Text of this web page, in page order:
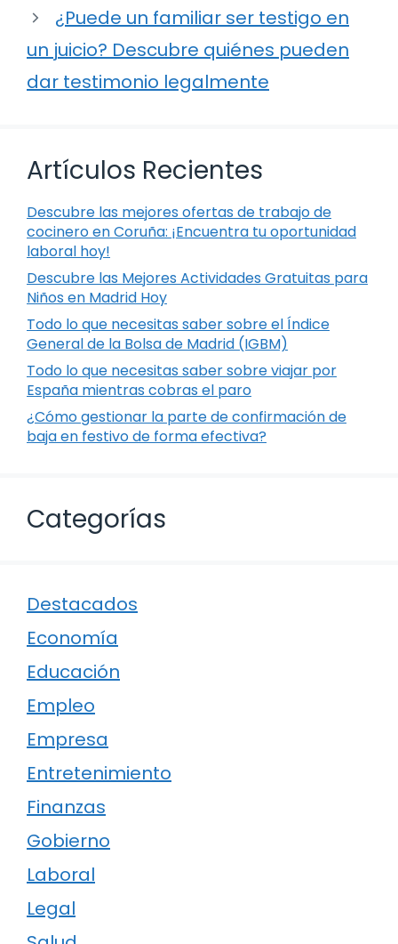
¿Puede un familiar ser testigo en
un juicio? Descubre quiénes pueden
dar testimonio legalmente
Artículos Recientes
Descubre las mejores ofertas de trabajo de
cocinero en Coruña: ¡Encuentra tu oportunidad
laboral hoy!
Descubre las Mejores Actividades Gratuitas para
Niños en Madrid Hoy
Todo lo que necesitas saber sobre el Índice
General de la Bolsa de Madrid (IGBM)
Todo lo que necesitas saber sobre viajar por
España mientras cobras el paro
¿Cómo gestionar la parte de confirmación de
baja en festivo de forma efectiva?
Categorías
Destacados
Economía
Educación
Empleo
Empresa
Entretenimiento
Finanzas
Gobierno
Laboral
Legal